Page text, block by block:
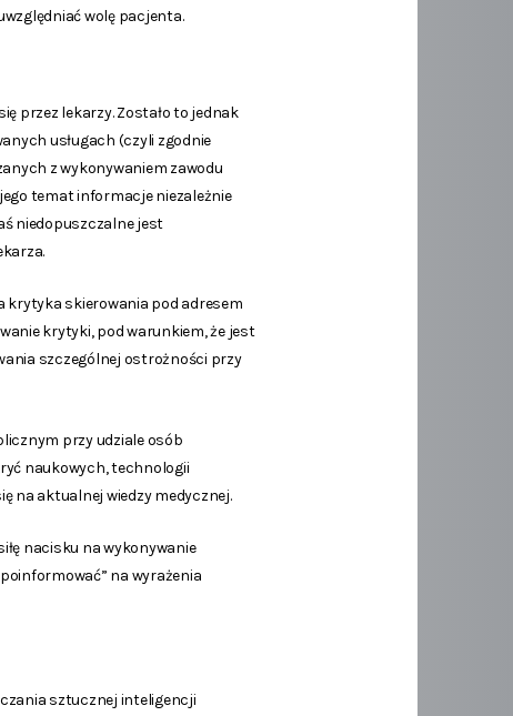
wolę pacjenta.
przez lekarzy. Zostało to jednak
usługach (czyli zgodnie
z wykonywaniem zawodu
temat informacje niezależnie
niedopuszczalne jest
krytyka skierowania pod adresem
krytyki, pod warunkiem, że jest
szczególnej ostrożności przy
przy udziale osób
naukowych, technologii
na aktualnej wiedzy medycznej.
nacisku na wykonywanie
na wyrażenia
sztucznej inteligencji